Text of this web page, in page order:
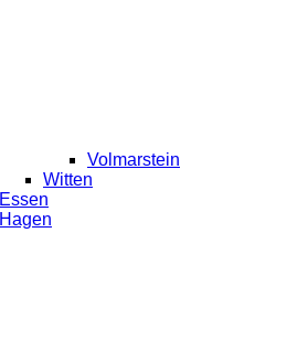
Volmarstein
Witten
Essen
Hagen